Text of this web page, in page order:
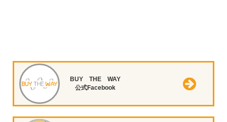
BUY THE WAY
公式Facebook